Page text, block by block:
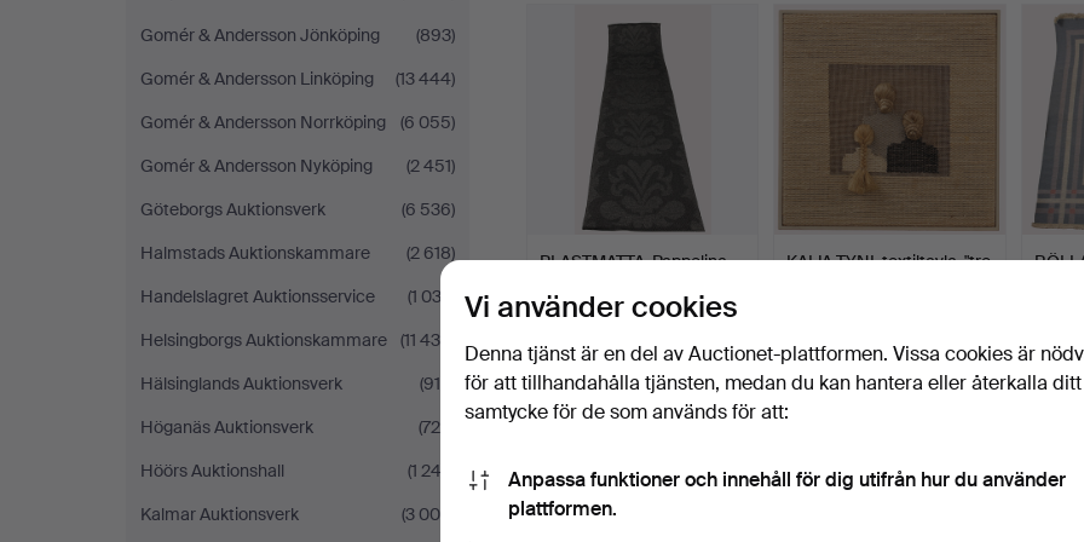
Gomér & Andersson Jönköping
(893)
Gomér & Andersson Linköping
(13 444)
Gomér & Andersson Norrköping
(6 055)
Gomér & Andersson Nyköping
(2 451)
Göteborgs Auktionsverk
(6 536)
Halmstads Auktionskammare
(2 618)
Handelslagret Auktionsservice
(1 033)
Helsingborgs Auktionskammare
(11 430)
Hälsinglands Auktionsverk
(915)
Höganäs Auktionsverk
(726)
Höörs Auktionshall
(1 243)
Kalmar Auktionsverk
(3 004)
PLASTMATTA. Pappelina.
Klubbades 4 jul 2026
96 USD
KAIJA TYNI. textiltavla, "tre
138 USD
blå/
59
Vi använder cookies
Denna tjänst är en del av Auctionet-plattformen. Vissa cookies är
för att tillhandahålla tjänsten, medan du kan hantera eller återkalla ditt
samtycke för de som används för att:
Anpassa funktioner och innehåll för dig utifrån hur du använder
plattformen.